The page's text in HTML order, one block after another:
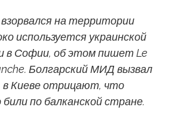
на территории
используется украинской
в Софии, об этом пишет Le
Болгарский МИД вызвал
в Киеве отрицают, что
по балканской стране.